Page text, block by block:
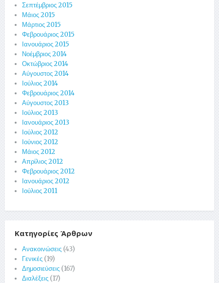
Σεπτέμβριος 2015
Μάιος 2015
Μάρτιος 2015
Φεβρουάριος 2015
Ιανουάριος 2015
Νοέμβριος 2014
Οκτώβριος 2014
Αύγουστος 2014
Ιούλιος 2014
Φεβρουάριος 2014
Αύγουστος 2013
Ιούλιος 2013
Ιανουάριος 2013
Ιούλιος 2012
Ιούνιος 2012
Μάιος 2012
Απρίλιος 2012
Φεβρουάριος 2012
Ιανουάριος 2012
Ιούλιος 2011
Κατηγορίες Άρθρων
Ανακοινώσεις (43)
Γενικές (19)
Δημοσιεύσεις (167)
Διαλέξεις (17)